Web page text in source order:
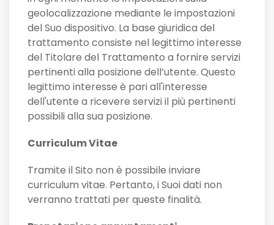
geolocalizzazione mediante le impostazioni
del Suo dispositivo. La base giuridica del
trattamento consiste nel legittimo interesse
del Titolare del Trattamento a fornire servizi
pertinenti alla posizione dell’utente. Questo
legittimo interesse è pari all'interesse
dell'utente a ricevere servizi il più pertinenti
possibili alla sua posizione.
Curriculum Vitae
Tramite il Sito non è possibile inviare
curriculum vitae. Pertanto, i Suoi dati non
verranno trattati per queste finalità.